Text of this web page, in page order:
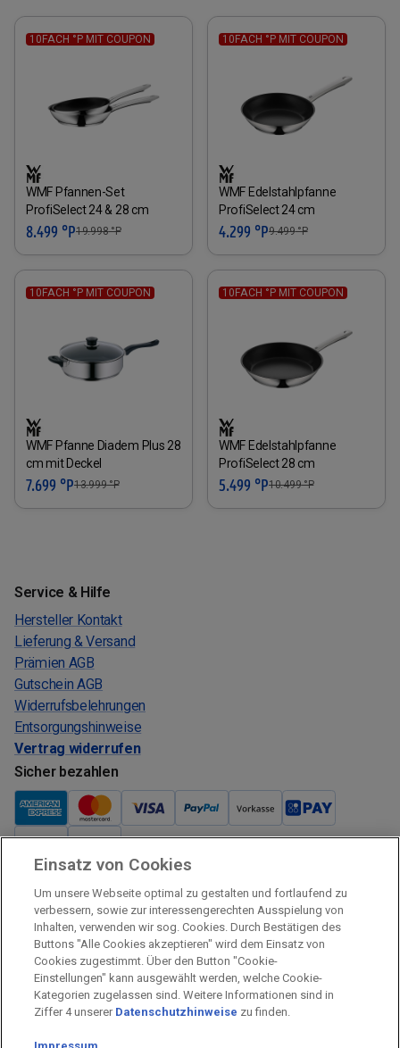
10FACH °P MIT COUPON
WMF Pfannen-Set
ProfiSelect 24 & 28 cm
8.499 °P19.998°P
10FACH °P MIT COUPON
WMF Edelstahlpfanne
ProfiSelect 24 cm
4.299 °P9.499°P
10FACH °P MIT COUPON
WMF Pfanne Diadem Plus 28
cm mit Deckel
7.699 °P13.999°P
10FACH °P MIT COUPON
WMF Edelstahlpfanne
ProfiSelect 28 cm
5.499 °P10.499°P
Service & Hilfe
Hersteller Kontakt
Lieferung & Versand
Prämien AGB
Gutschein AGB
Widerrufsbelehrungen
Entsorgungshinweise
Vertrag widerrufen
Sicher bezahlen
Verkauf und Versand
Kostenloser Versand:
Verkauf und Versand durch:
Verkauf Gutscheine durch:
Sicher einkaufen
Einsatz von Cookies
Um unsere Webseite optimal zu gestalten und fortlaufend zu
verbessern, sowie zur interessengerechten Ausspielung von
Inhalten, verwenden wir sog. Cookies. Durch Bestätigen des
Buttons "Alle Cookies akzeptieren" wird dem Einsatz von
Cookies zugestimmt. Über den Button "Cookie-
Einstellungen" kann ausgewählt werden, welche Cookie-
Kategorien zugelassen sind. Weitere Informationen sind in
Ziffer 4 unserer Datenschutzhinweise zu finden.